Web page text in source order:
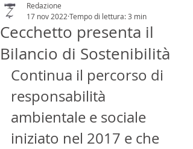
Cecchetto presenta il
Bilancio di Sostenibilità
Redazione
17 nov 2022 Tempo di lettura: 3 min
Continua il percorso di
responsabilità
ambientale e sociale
iniziato nel 2017 e che